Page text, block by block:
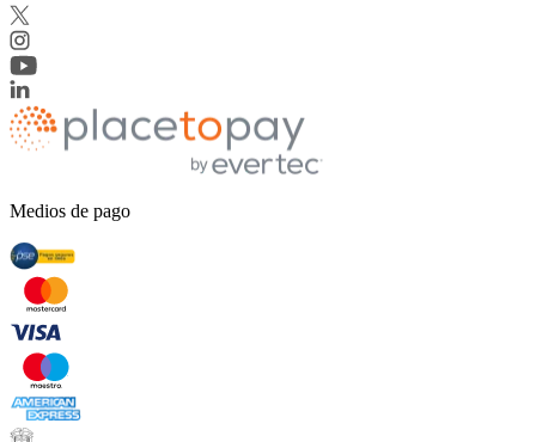
Medios de pago